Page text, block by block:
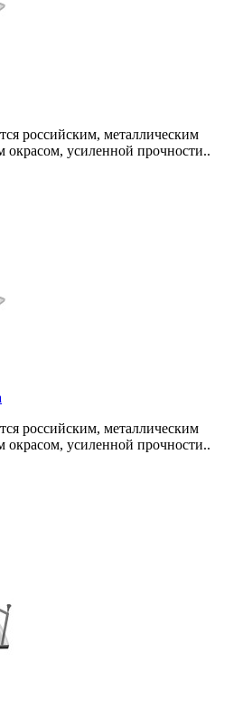
российским, металлическим
окрасом, усиленной прочности..
российским, металлическим
окрасом, усиленной прочности..